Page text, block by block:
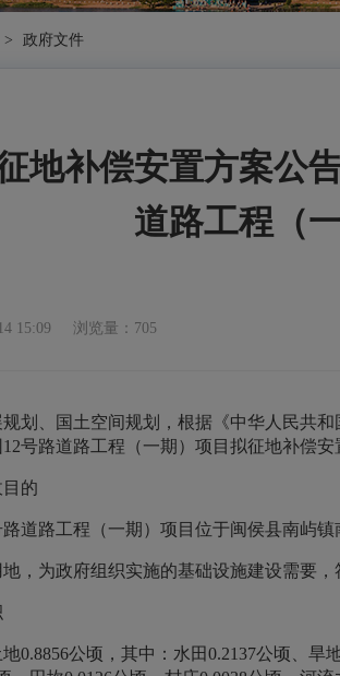
> 政府文件
地补偿安置方案公
道路工程（
15:09 浏览量：705
划、国土空间规划，根据《中华人民共
号路道路工程（一期）项目拟征地补偿安
的
道路工程（一期）项目位于闽侯县南屿镇
，为政府组织实施的基础设施建设需要
0.8856公顷，其中：水田0.2137公顷、旱